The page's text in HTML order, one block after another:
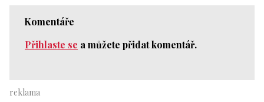
Komentáře
Přihlaste se a můžete přidat komentář.